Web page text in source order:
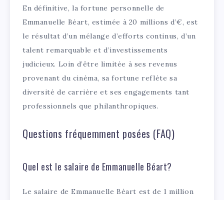
En définitive, la fortune personnelle de
Emmanuelle Béart, estimée à 20 millions d’€, est
le résultat d’un mélange d’efforts continus, d’un
talent remarquable et d’investissements
judicieux. Loin d’être limitée à ses revenus
provenant du cinéma, sa fortune reflète sa
diversité de carrière et ses engagements tant
professionnels que philanthropiques.
Questions fréquemment posées (FAQ)
Quel est le salaire de Emmanuelle Béart?
Le salaire de Emmanuelle Béart est de 1 million